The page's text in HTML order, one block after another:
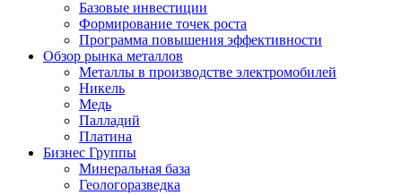
Базовые инвестиции
Формирование точек роста
Программа повышения эффективности
Обзор рынка металлов
Металлы в производстве электромобилей
Никель
Медь
Палладий
Платина
Бизнес Группы
Минеральная база
Геологоразведка